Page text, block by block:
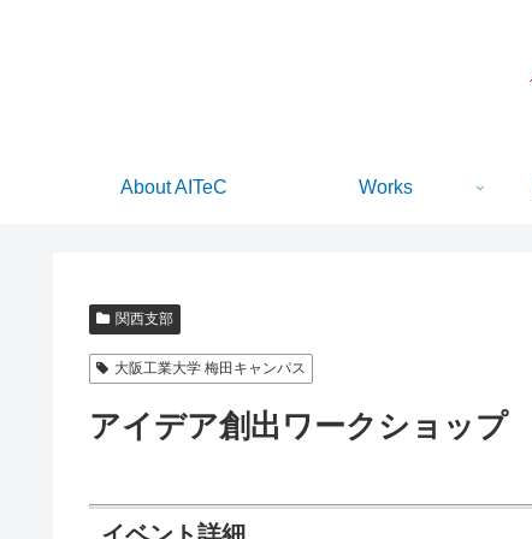
About AITeC Works
関西支部
大阪工業大学 梅田キャンパス
アイデア創出ワークショップ